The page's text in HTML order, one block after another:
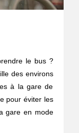
le bus ?
des environs
à la gare de
pour éviter les
gare en mode